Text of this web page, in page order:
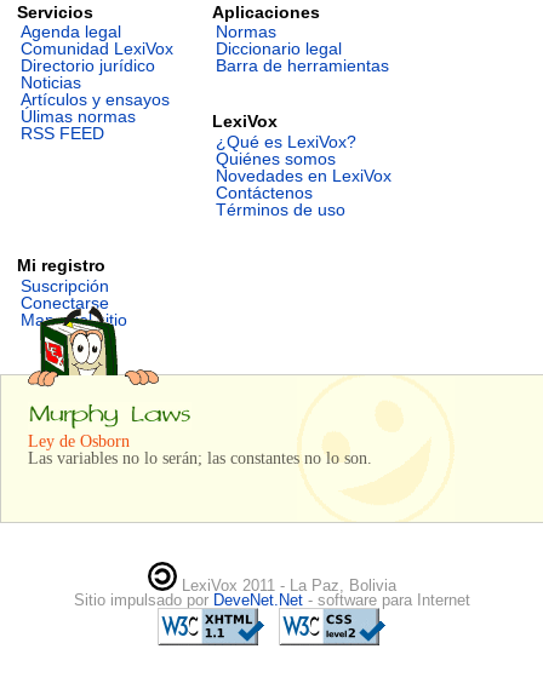
Servicios
Agenda legal
Comunidad LexiVox
Directorio jurídico
Noticias
Artículos y ensayos
Úlimas normas
RSS FEED
Aplicaciones
Normas
Diccionario legal
Barra de herramientas
LexiVox
¿Qué es LexiVox?
Quiénes somos
Novedades en LexiVox
Contáctenos
Términos de uso
Mi registro
Suscripción
Conectarse
Mapa del sitio
Ley de Osborn
Las variables no lo serán; las constantes no lo son.
LexiVox 2011 - La Paz, Bolivia
Sitio impulsado por DeveNet.Net - software para Internet